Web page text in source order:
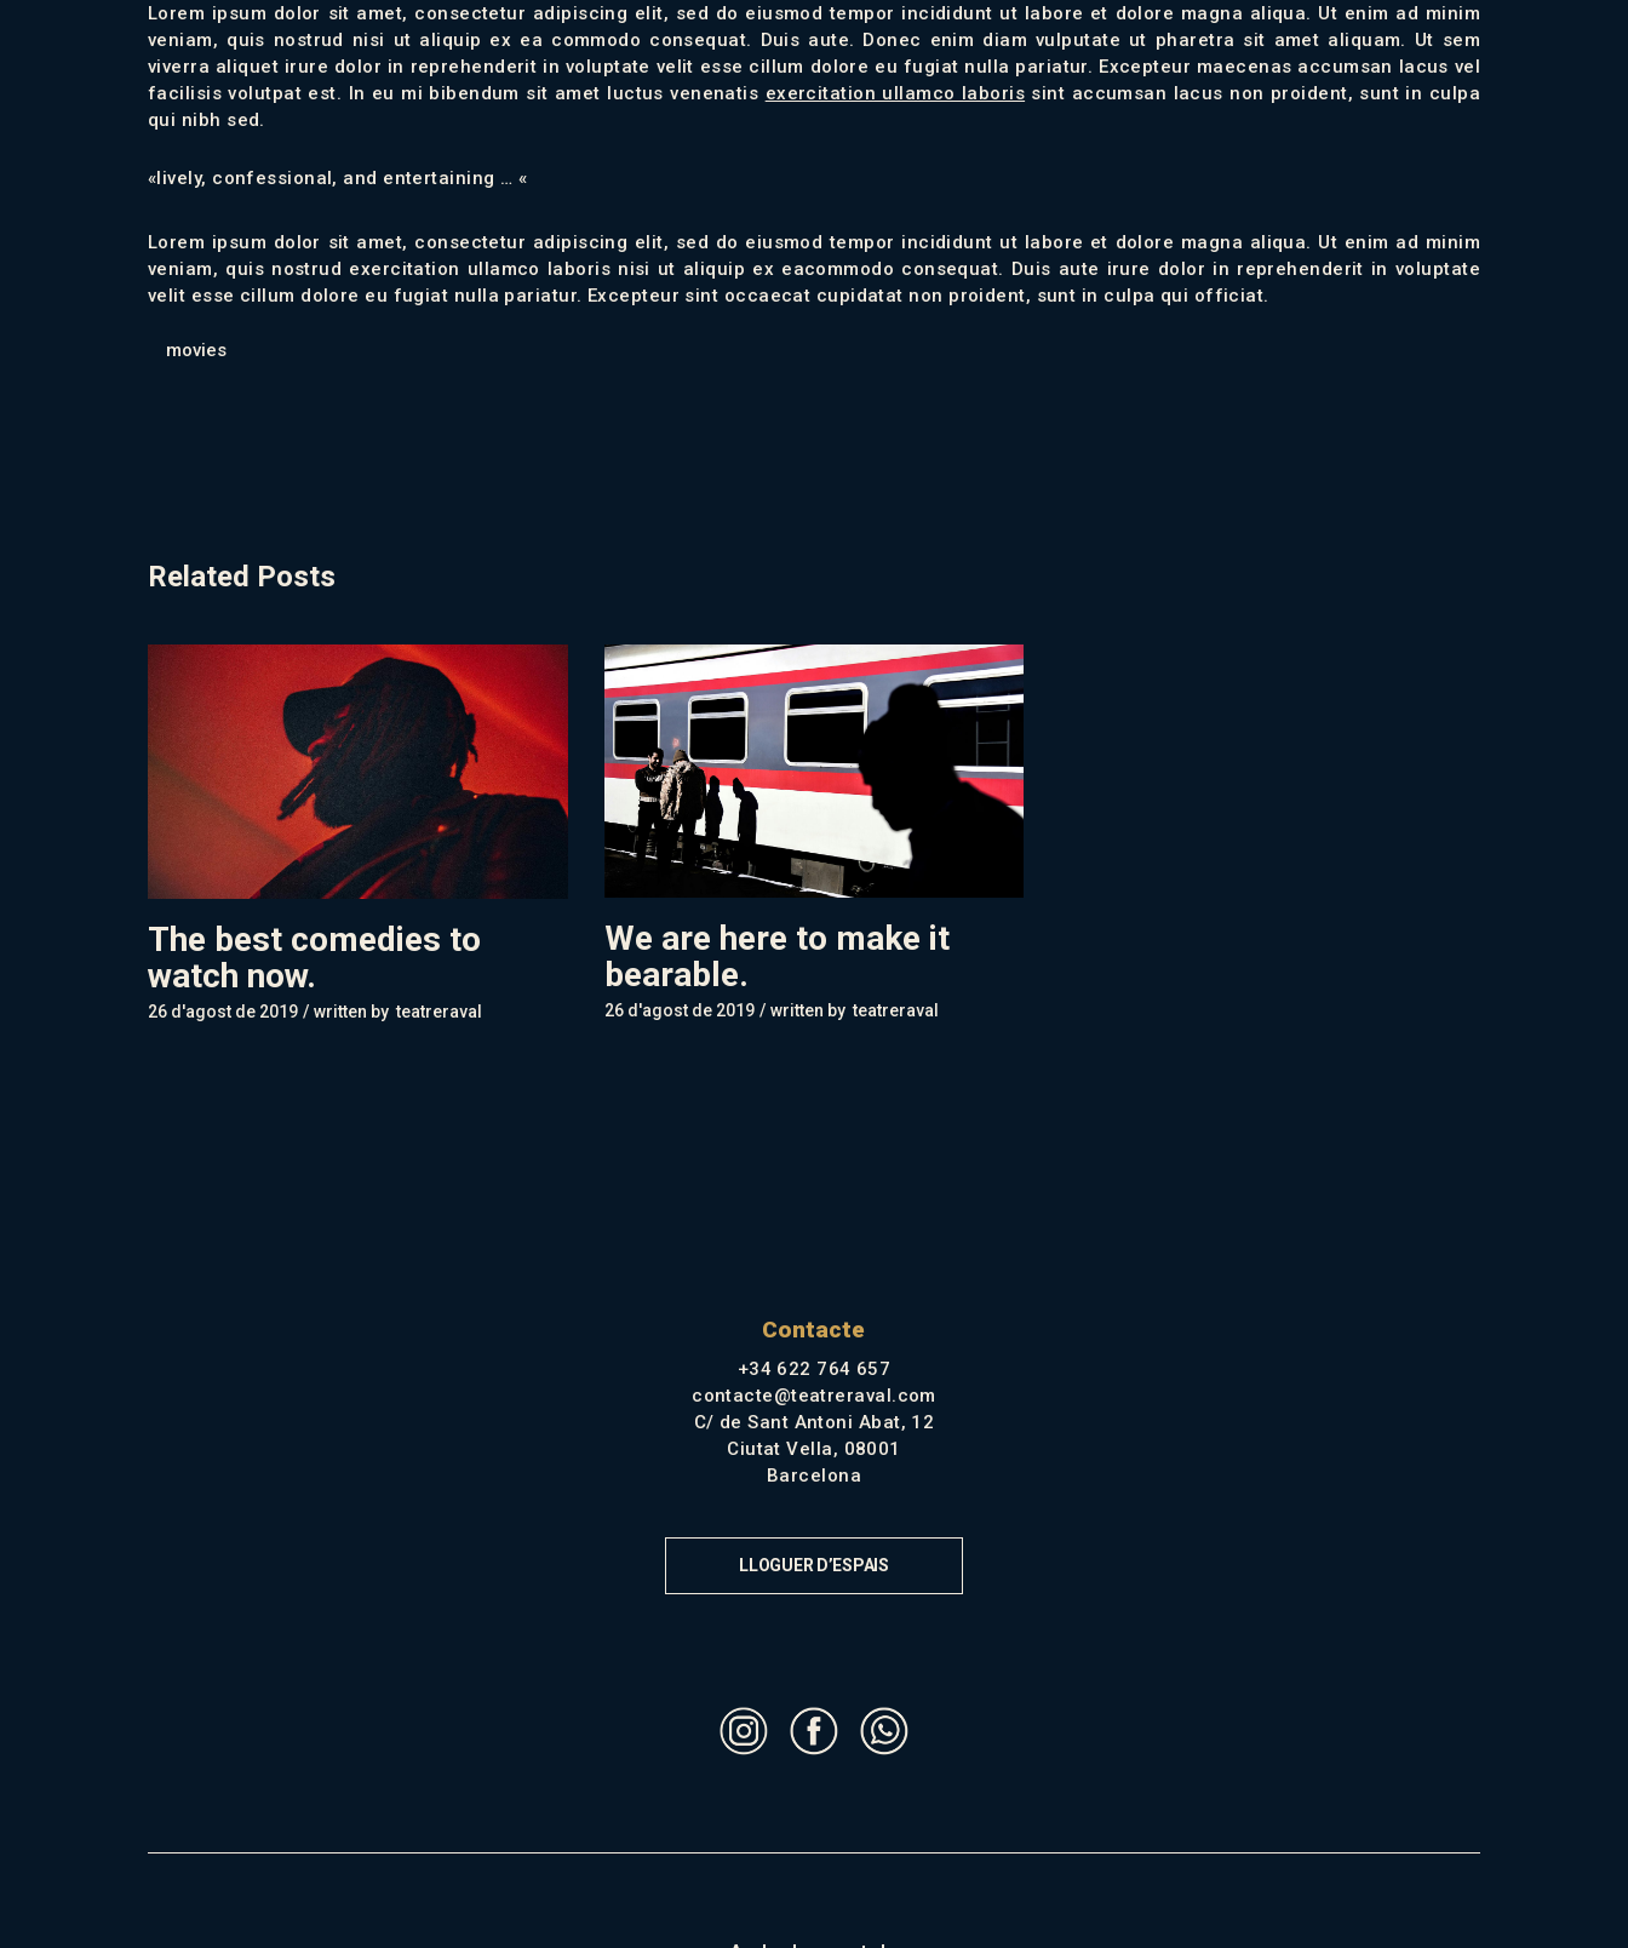
Lorem ipsum dolor sit amet, consectetur adipiscing elit, sed do eiusmod tempor incididunt ut labore et dolore magna aliqua. Ut enim ad minim
veniam, quis nostrud nisi ut aliquip ex ea commodo consequat. Duis aute. Donec enim diam vulputate ut pharetra sit amet aliquam. Ut sem
viverra aliquet irure dolor in reprehenderit in voluptate velit esse cillum dolore eu fugiat nulla pariatur. Excepteur maecenas accumsan lacus vel
facilisis volutpat est. In eu mi bibendum sit amet luctus venenatis exercitation ullamco laboris sint accumsan lacus non proident, sunt in culpa
qui nibh sed.
«lively, confessional, and entertaining … «
Lorem ipsum dolor sit amet, consectetur adipiscing elit, sed do eiusmod tempor incididunt ut labore et dolore magna aliqua. Ut enim ad minim
veniam, quis nostrud exercitation ullamco laboris nisi ut aliquip ex eacommodo consequat. Duis aute irure dolor in reprehenderit in voluptate
velit esse cillum dolore eu fugiat nulla pariatur. Excepteur sint occaecat cupidatat non proident, sunt in culpa qui officiat.
movies
Related Posts
The best comedies to
watch now.
26 d'agost de 2019 written by teatreraval
We are here to make it
bearable.
26 d'agost de 2019 written by teatreraval
Contacte
+34 622 764 657
contacte@teatreraval.com
C/ de Sant Antoni Abat, 12
Ciutat Vella, 08001
Barcelona
LLOGUER D’ESPAIS